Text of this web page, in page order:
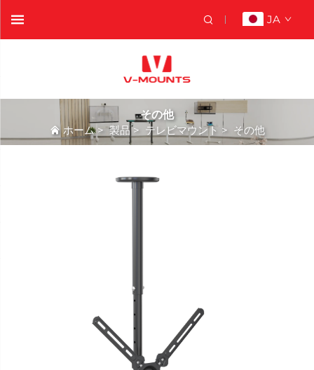
JA
その他
ホーム>製品> テレビマウント > その他